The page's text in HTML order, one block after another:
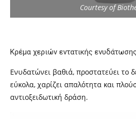
Courtesy of
Κρέμα χεριών εντατικής
Ενυδατώνει βαθιά, προστατεύει το
εύκολα, χαρίζει απαλότητα και
αντιοξειδωτική δράση.